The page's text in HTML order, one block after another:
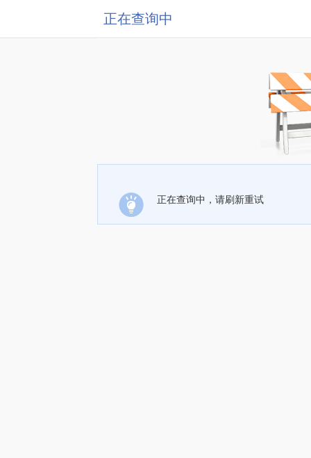
正在查询中
正在查询中，请刷新重试